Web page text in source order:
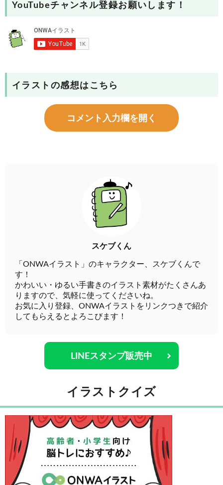
YouTubeチャンネル登録お願いします！
イラストの感想はこちら
コメント入力欄を開く
スケブくん
「ONWAイラスト」のキャラクター、スケブくんで
す！
かわいい・ゆるい手書きのイラスト素材がたくさんあ
りますので、気軽に使ってくださいね。
お気に入り登録、ONWAイラストをリンクつきで紹介
してもらえるとよろこびます！
LINEスタンプ販売中
イラストクイズ